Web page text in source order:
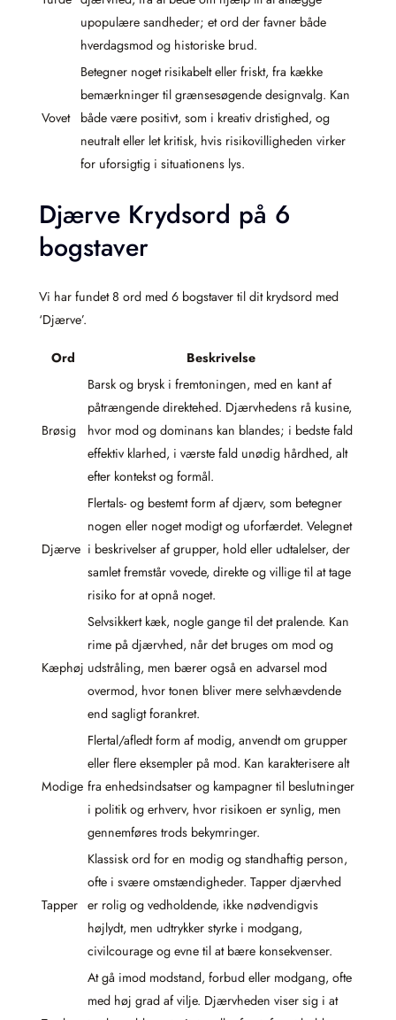
upopulære sandheder; et ord der favner både
hverdagsmod og historiske brud.
Vovet
Betegner noget risikabelt eller friskt, fra kække
bemærkninger til grænsesøgende designvalg. Kan
både være positivt, som i kreativ dristighed, og
neutralt eller let kritisk, hvis risikovilligheden virker
for uforsigtig i situationens lys.
Djærve Krydsord på 6
bogstaver
Vi har fundet 8 ord med 6 bogstaver til dit krydsord med
‘Djærve’.
Ord Beskrivelse
Brøsig
Barsk og brysk i fremtoningen, med en kant af
påtrængende direktehed. Djærvhedens rå kusine,
hvor mod og dominans kan blandes; i bedste fald
effektiv klarhed, i værste fald unødig hårdhed, alt
efter kontekst og formål.
Djærve
Flertals- og bestemt form af djærv, som betegner
nogen eller noget modigt og uforfærdet. Velegnet
i beskrivelser af grupper, hold eller udtalelser, der
samlet fremstår vovede, direkte og villige til at tage
risiko for at opnå noget.
Kæphøj
Selvsikkert kæk, nogle gange til det pralende. Kan
rime på djærvhed, når det bruges om mod og
udstråling, men bærer også en advarsel mod
overmod, hvor tonen bliver mere selvhævdende
end sagligt forankret.
Modige
Flertal/afledt form af modig, anvendt om grupper
eller flere eksempler på mod. Kan karakterisere alt
fra enhedsindsatser og kampagner til beslutninger
i politik og erhverv, hvor risikoen er synlig, men
gennemføres trods bekymringer.
Tapper
Klassisk ord for en modig og standhaftig person,
ofte i svære omstændigheder. Tapper djærvhed
er rolig og vedholdende, ikke nødvendigvis
højlydt, men udtrykker styrke i modgang,
civilcourage og evne til at bære konsekvenser.
At gå imod modstand, forbud eller modgang, ofte
med høj grad af vilje. Djærvheden viser sig i at